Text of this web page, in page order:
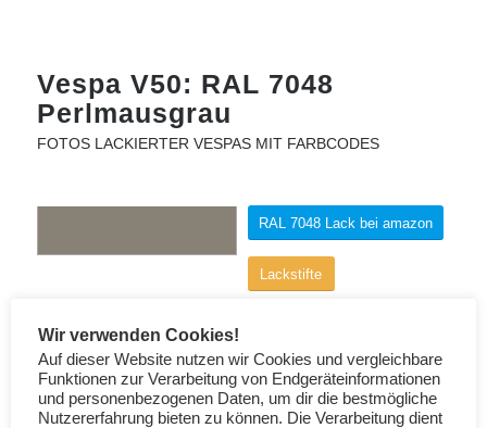
Vespa V50: RAL 7048
Perlmausgrau
FOTOS LACKIERTER VESPAS MIT FARBCODES
RAL 7048 Lack bei amazon
Lackstifte
Wir verwenden Cookies!
Auf dieser Website nutzen wir Cookies und vergleichbare
Funktionen zur Verarbeitung von Endgeräteinformationen
und personenbezogenen Daten, um dir die bestmögliche
Nutzererfahrung bieten zu können. Die Verarbeitung dient